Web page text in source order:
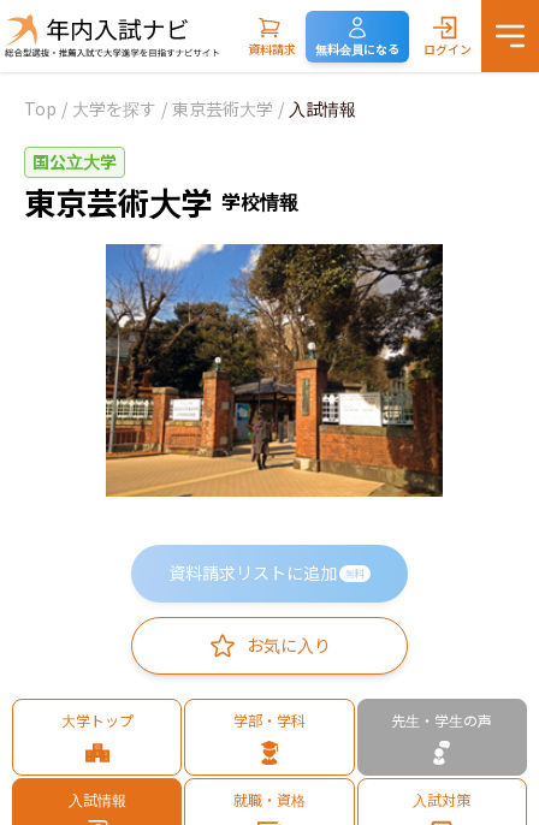
資料請求 無料会員になる ログイン
Top / 大学を探す / 東京芸術大学 / 入試情報
国公立大学
東京芸術大学 学校情報
資料請求リストに追加 無料
お気に入り
大学トップ 学部・学科 先生・学生の声
入試情報 就職・資格 入試対策